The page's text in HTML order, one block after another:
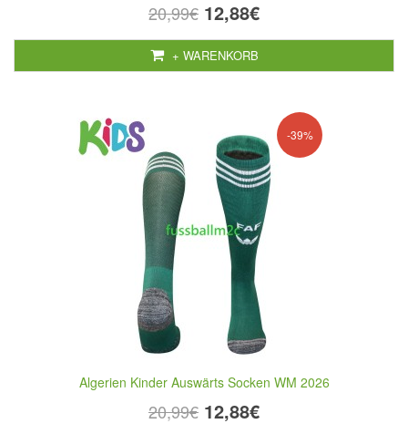
20,99€ 12,88€
+ WARENKORB
-39%
Algerien Kinder Auswärts Socken WM 2026
20,99€ 12,88€